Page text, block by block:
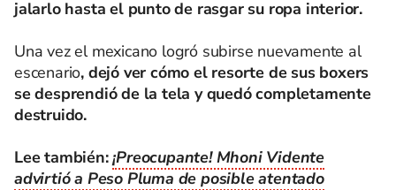
jalarlo hasta el punto de rasgar su ropa interior.
Una vez el mexicano logró subirse nuevamente al
escenario, dejó ver cómo el resorte de sus boxers
se desprendió de la tela y quedó completamente
destruido.
Lee también:¡Preocupante! Mhoni Vidente
advirtió a Peso Pluma de posible atentado